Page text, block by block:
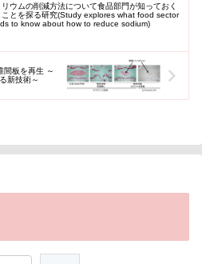
リウムの削減方法について食品部門が知っておく
ことを探る研究(Study explores what food sector
to know about how to reduce sodium)
間板を再生 ～
新技術～